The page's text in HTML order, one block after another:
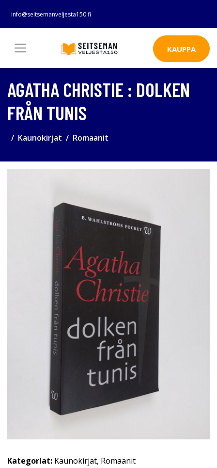
info@seitsemanveljesta150.fi
KAUPPA
AGATHA CHRISTIE : DOLKEN
FRÅN TUNIS
Kaunokirjat Romaanit
Kategoriat: Kaunokirjat, Romaanit